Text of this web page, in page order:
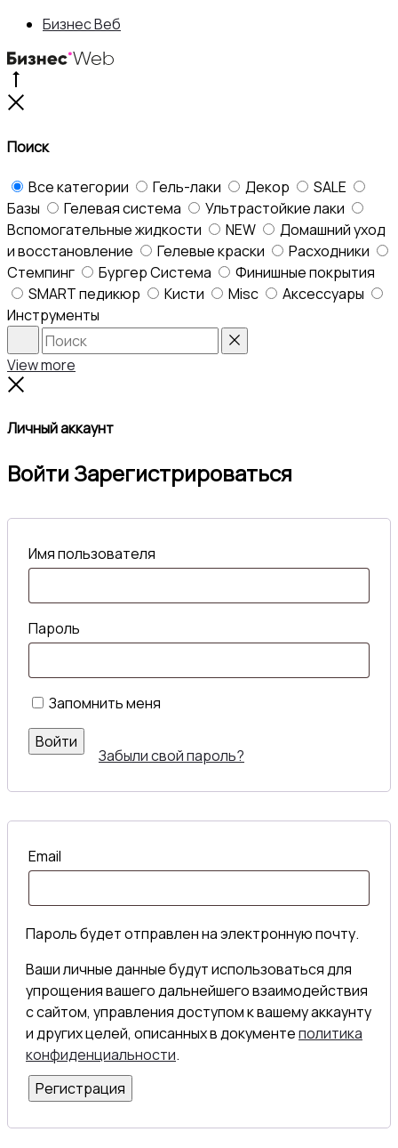
Бизнес Веб
Поиск
Все категории Гель-лаки Декор
SALE
Базы
Гелевая система
Ультрастойкие лаки
Вспомогательные жидкости
NEW
Домашний уход
и восстановление
Гелевые краски
Расходники
Стемпинг
Бургер Система
Финишные покрытия
SMART педикюр
Кисти Misc
Аксессуары
Инструменты
Search
View more
Личный аккаунт
ВойтиЗарегистрироваться
Имя пользователя
Пароль
Запомнить меня
Войти
Забыли свой пароль?
Email
Пароль будет отправлен на электронную почту.
Ваши личные данные будут использоваться для
упрощения вашего дальнейшего взаимодействия
с сайтом, управления доступом к вашему аккаунту
и других целей, описанных в документеполитика
конфиденциальности.
Регистрация